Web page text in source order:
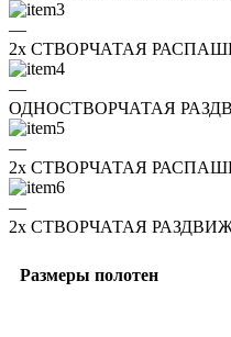
—
2x СТВОРЧАТАЯ
—
ОДНОСТВОРЧАТАЯ
—
2x СТВОРЧАТАЯ
—
2x СТВОРЧАТАЯ
Размеры полотен